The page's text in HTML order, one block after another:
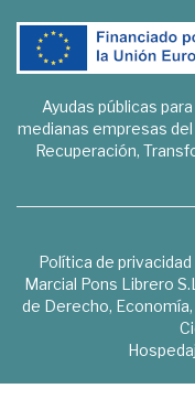
Ayudas públicas
medianas empresas
Recuperación,
Política de privacidad
Marcial Pons Librero
de Derecho,